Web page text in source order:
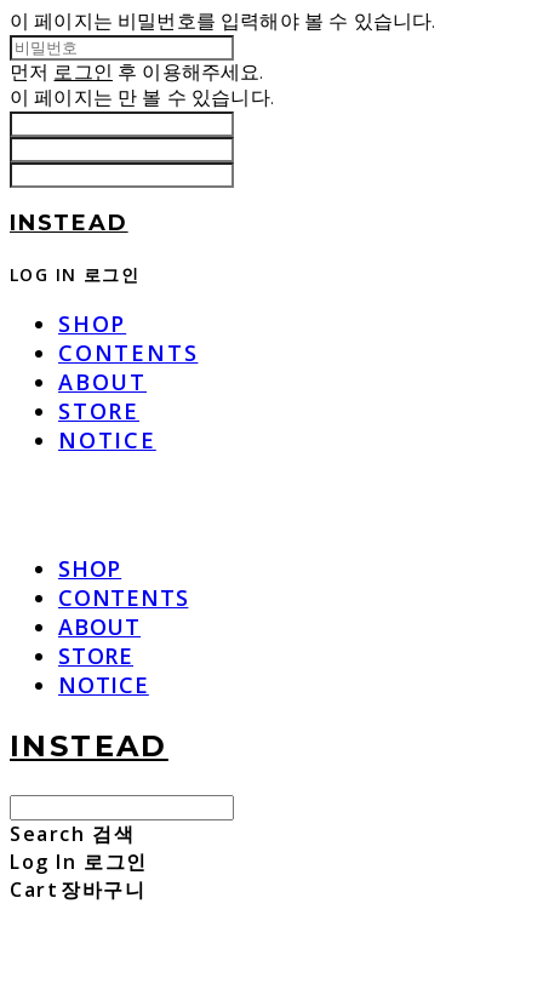
이 페이지는 비밀번호를 입력해야 볼 수 있습니다.
먼저 로그인 후 이용해주세요.
이 페이지는 만 볼 수 있습니다.
INSTEAD
LOG IN 로그인
SHOP
CONTENTS
ABOUT
STORE
NOTICE
SHOP
CONTENTS
ABOUT
STORE
NOTICE
INSTEAD
Search 검색
Log In 로그인
Cart 장바구니